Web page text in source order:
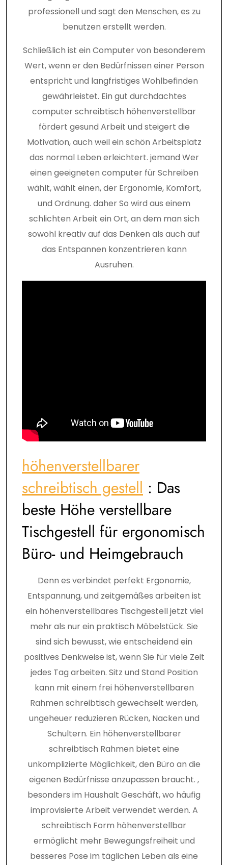
professionell und sagt den Menschen, es zu
benutzen erstellt werden.
Schließlich ist ein Computer von besonderem
Wert, wenn er den Bedürfnissen einer Person
entspricht und langfristiges Wohlbefinden
gewährleistet. Ein gut durchdachtes
computer schreibtisch höhenverstellbar
fördert gesund Arbeit und steigert die
Motivation, auch weil ein schön Arbeitsplatz
das normal Leben erleichtert. jemand Wer
einen geeigneten computer für Schreiben
wählt, wählt einen, der Ergonomie, Komfort,
und Ordnung. daher So wird aus einem
schlichten Arbeit ein Ort, an dem man sich
sowohl kreativ auf das Denken als auch auf
das Entspannen konzentrieren kann
Ausruhen.
höhenverstellbarer
schreibtisch gestell : Das
beste Höhe verstellbare
Tischgestell für ergonomisch
Büro- und Heimgebrauch
Denn es verbindet perfekt Ergonomie,
Entspannung, und zeitgemäßes arbeiten ist
ein höhenverstellbares Tischgestell jetzt viel
mehr als nur ein praktisch Möbelstück. Sie
sind sich bewusst, wie entscheidend ein
positives Denkweise ist, wenn Sie für viele Zeit
jedes Tag arbeiten. Sitz und Stand Position
kann mit einem frei höhenverstellbaren
Rahmen schreibtisch gewechselt werden,
ungeheuer reduzieren Rücken, Nacken und
Schultern. Ein höhenverstellbarer
schreibtisch Rahmen bietet eine
unkomplizierte Möglichkeit, den Büro an die
eigenen Bedürfnisse anzupassen braucht. ,
besonders im Haushalt Geschäft, wo häufig
improvisierte Arbeit verwendet werden. A
schreibtisch Form höhenverstellbar
ermöglicht mehr Bewegungsfreiheit und
besseres Pose im täglichen Leben als eine